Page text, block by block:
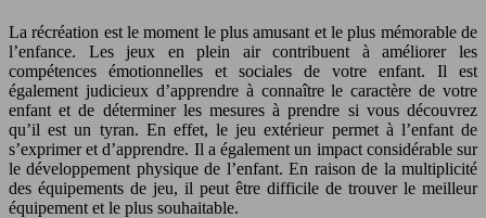
La récréation est le moment le plus amusant et le plus mémorable de
l’enfance. Les jeux en plein air contribuent à améliorer les
compétences émotionnelles et sociales de votre enfant. Il est
également judicieux d’apprendre à connaître le caractère de votre
enfant et de déterminer les mesures à prendre si vous découvrez
qu’il est un tyran. En effet, le jeu extérieur permet à l’enfant de
s’exprimer et d’apprendre. Il a également un impact considérable sur
le développement physique de l’enfant. En raison de la multiplicité
des équipements de jeu, il peut être difficile de trouver le meilleur
équipement et le plus souhaitable.